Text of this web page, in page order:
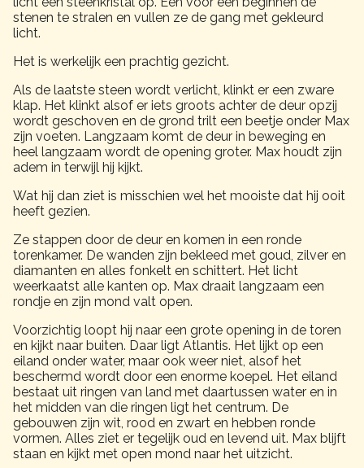
stenen te stralen en vullen ze de gang met gekleurd
licht.
Het is werkelijk een prachtig gezicht.
Als de laatste steen wordt verlicht, klinkt er een zware
klap. Het klinkt alsof er iets groots achter de deur opzij
wordt geschoven en de grond trilt een beetje onder Max
zijn voeten. Langzaam komt de deur in beweging en
heel langzaam wordt de opening groter. Max houdt zijn
adem in terwijl hij kijkt.
Wat hij dan ziet is misschien wel het mooiste dat hij ooit
heeft gezien.
Ze stappen door de deur en komen in een ronde
torenkamer. De wanden zijn bekleed met goud, zilver en
diamanten en alles fonkelt en schittert. Het licht
weerkaatst alle kanten op. Max draait langzaam een
rondje en zijn mond valt open.
Voorzichtig loopt hij naar een grote opening in de toren
en kijkt naar buiten. Daar ligt Atlantis. Het lijkt op een
eiland onder water, maar ook weer niet, alsof het
beschermd wordt door een enorme koepel. Het eiland
bestaat uit ringen van land met daartussen water en in
het midden van die ringen ligt het centrum. De
gebouwen zijn wit, rood en zwart en hebben ronde
vormen. Alles ziet er tegelijk oud en levend uit. Max blijft
staan en kijkt met open mond naar het uitzicht.